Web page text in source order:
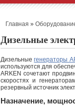
Главная »
Дизельные
Дизельныегенераторы
используются для
ARKEN сочетают
скоростях и
резервный источник
Назначение,